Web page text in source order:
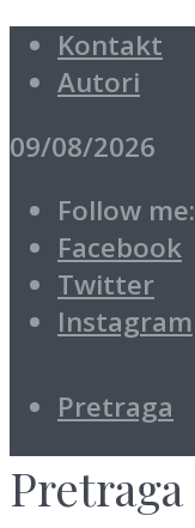
Kontakt
Autori
09/08/2026
Follow me:
Facebook
Twitter
Instagram
Pretraga
Pretraga